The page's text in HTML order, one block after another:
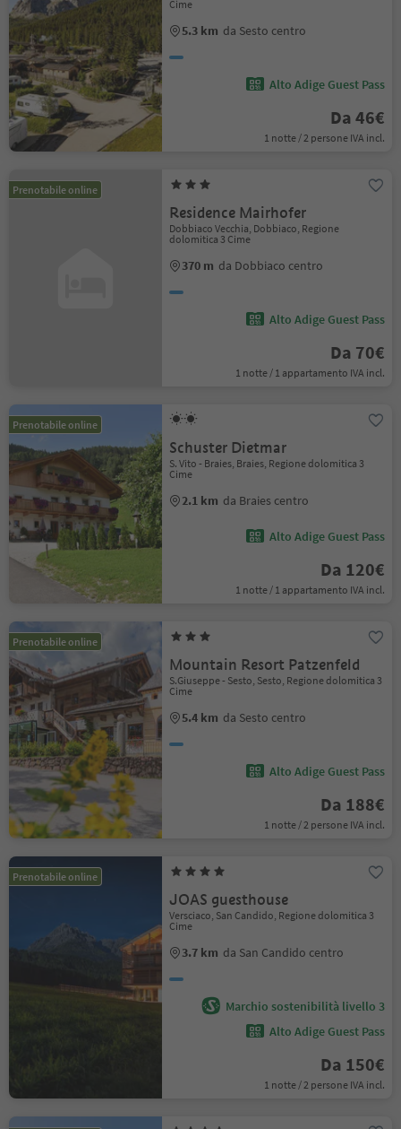
Cime
5.3 km da Sesto centro
Alto Adige Guest Pass
Da 46€
1 notte / 2 persone IVA incl.
Prenotabile online
Residence Mairhofer
Dobbiaco Vecchia, Dobbiaco, Regione
dolomitica 3 Cime
370 m da Dobbiaco centro
Alto Adige Guest Pass
Da 70€
1 notte / 1 appartamento IVA incl.
Prenotabile online
Schuster Dietmar
S. Vito - Braies, Braies, Regione dolomitica 3
Cime
2.1 km da Braies centro
Alto Adige Guest Pass
Da 120€
1 notte / 1 appartamento IVA incl.
Prenotabile online
Mountain Resort Patzenfeld
S.Giuseppe - Sesto, Sesto, Regione dolomitica 3
Cime
5.4 km da Sesto centro
Alto Adige Guest Pass
Da 188€
1 notte / 2 persone IVA incl.
Prenotabile online
JOAS guesthouse
Versciaco, San Candido, Regione dolomitica 3
Cime
3.7 km da San Candido centro
Marchio sostenibilità livello 3
Alto Adige Guest Pass
Da 150€
1 notte / 2 persone IVA incl.